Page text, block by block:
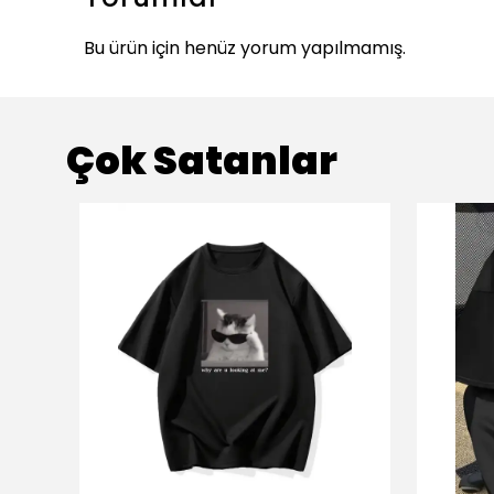
Bu ürün için henüz yorum yapılmamış.
Çok Satanlar